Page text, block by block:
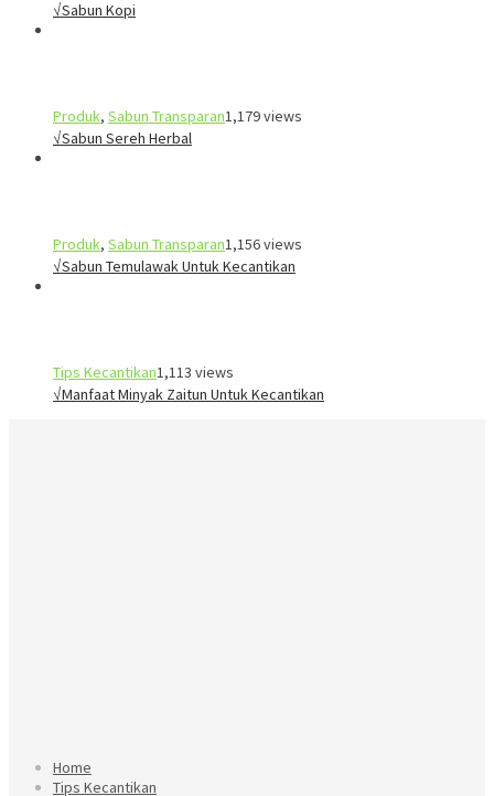
√Sabun Kopi
Produk, Sabun Transparan1,179 views
√Sabun Sereh Herbal
Produk, Sabun Transparan1,156 views
√Sabun Temulawak Untuk Kecantikan
Tips Kecantikan1,113 views
√Manfaat Minyak Zaitun Untuk Kecantikan
Home
Tips Kecantikan